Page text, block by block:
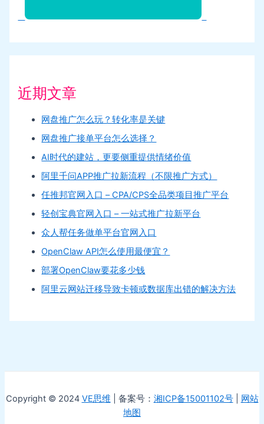
近期文章
网盘推广怎么玩？转化率是关键
网盘推广接单平台怎么选择？
AI时代的建站，更要侧重提供情绪价值
阿里千问APP推广拉新流程（不限推广方式）
任推邦官网入口 – CPA/CPS全品类项目推广平台
轻创宝典官网入口 – 一站式推广拉新平台
众人帮任务做单平台官网入口
OpenClaw API怎么使用最便宜？
部署OpenClaw要花多少钱
阿里云网站迁移导致卡顿或数据库出错的解决方法
Copyright © 2024 VE思维 | 备案号： 湘ICP备15001102号| 网站
地图